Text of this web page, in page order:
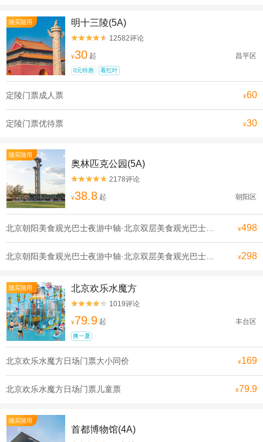
随买随用 明十三陵(5A)

 12582评论
¥30 起 昌平区
0元特惠 看红叶
定陵门票成人票 ¥60
定陵门票优待票 ¥30
随买随用
奥林匹克公园(5A)

 2178评论
¥38.8 起 朝阳区
¥498
¥298
随买随用 北京欢乐水魔方

 1019评论
¥79.9 起 丰台区
爽一夏
北京欢乐水魔方日场门票大小同价 ¥169
北京欢乐水魔方日场门票儿童票 ¥79.9
随买随用
首都博物馆(4A)